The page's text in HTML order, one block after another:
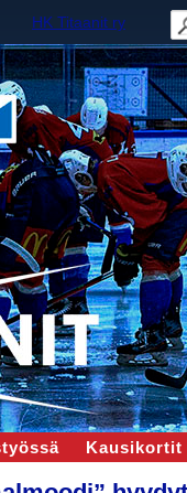
HK Titaanit ry
Kausikortit